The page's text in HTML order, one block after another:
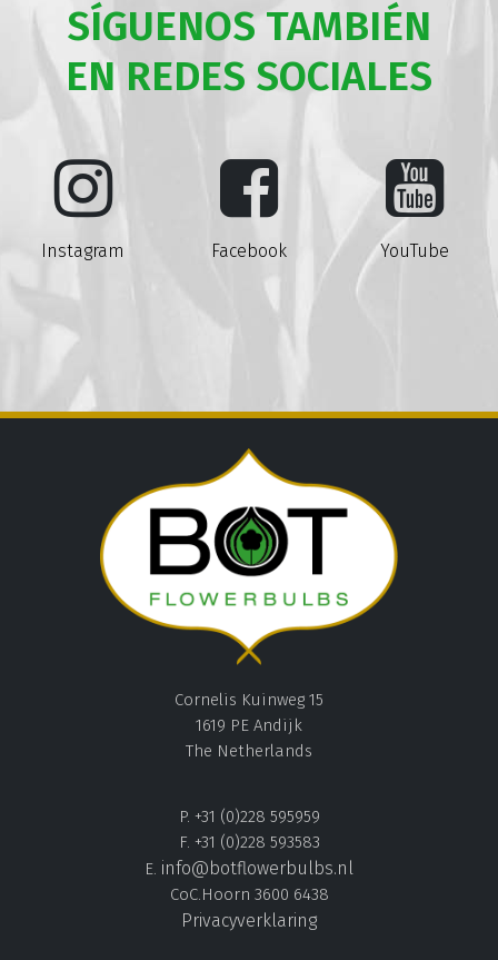
SÍGUENOS TAMBIÉN
EN REDES SOCIALES
Instagram Facebook YouTube
Cornelis Kuinweg 15
1619 PE Andijk
The Netherlands
P. +31 (0)228 595959
F. +31 (0)228 593583
E. info@botflowerbulbs.nl
CoC.Hoorn 3600 6438
Privacyverklaring